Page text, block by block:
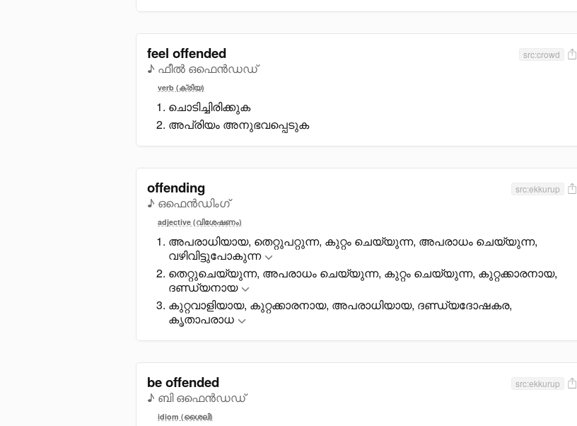
feel offended
♪ ഫീൽ ഒഫെൻഡഡ്
src:crowd
verb (ക്രിയ)
ചൊടിച്ചിരിക്കുക
അപ്രിയം അനുഭവപ്പെടുക
offending
♪ ഒഫെൻഡിംഗ്
src:ekkurup
adjective (വിശേഷണം)
അപരാധിയായ, തെറ്റുപറ്റുന്ന, കുറ്റം ചെയ്യുന്ന, അപരാധം ചെയ്യുന്ന,
വഴിവിട്ടുപോകുന്ന
തെറ്റുചെയ്യുന്ന, അപരാധം ചെയ്യുന്ന, കുറ്റം ചെയ്യുന്ന, കുറ്റക്കാരനായ,
ദണ്ഡ്യനായ
കുറ്റവാളിയായ, കുറ്റക്കാരനായ, അപരാധിയായ, ദണ്ഡ്യദോഷകര,
കൃതാപരാധ
be offended
♪ ബി ഒഫെൻഡഡ്
src:ekkurup
idiom (ശൈലി)